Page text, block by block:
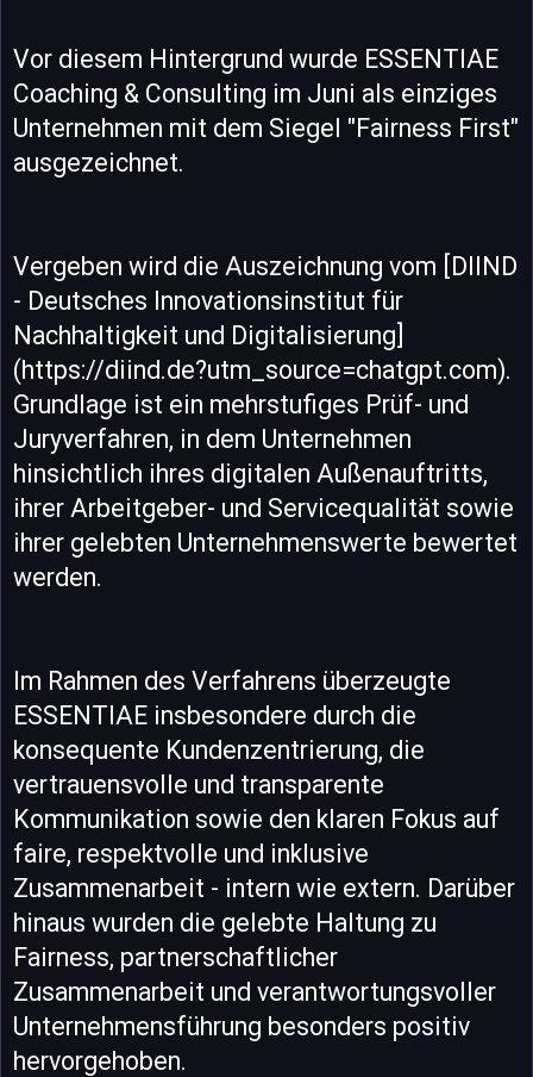
Vor diesem Hintergrund wurde ESSENTIAE
Coaching & Consulting im Juni als einziges
Unternehmen mit dem Siegel "Fairness First"
ausgezeichnet.
Vergeben wird die Auszeichnung vom [DIIND
- Deutsches Innovationsinstitut für
Nachhaltigkeit und Digitalisierung]
(https://diind.de?utm_source=chatgpt.com).
Grundlage ist ein mehrstufiges Prüf- und
Juryverfahren, in dem Unternehmen
hinsichtlich ihres digitalen Außenauftritts,
ihrer Arbeitgeber- und Servicequalität sowie
ihrer gelebten Unternehmenswerte bewertet
werden.
Im Rahmen des Verfahrens überzeugte
ESSENTIAE insbesondere durch die
konsequente Kundenzentrierung, die
vertrauensvolle und transparente
Kommunikation sowie den klaren Fokus auf
faire, respektvolle und inklusive
Zusammenarbeit - intern wie extern. Darüber
hinaus wurden die gelebte Haltung zu
Fairness, partnerschaftlicher
Zusammenarbeit und verantwortungsvoller
Unternehmensführung besonders positiv
hervorgehoben.